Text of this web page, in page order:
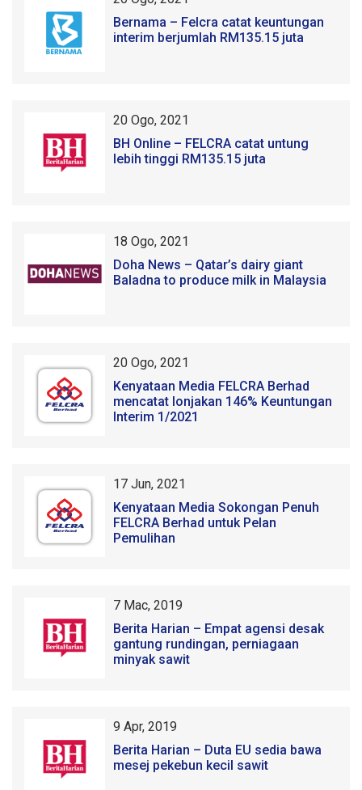
Bernama – Felcra catat keuntungan
interim berjumlah RM135.15 juta
20 Ogo, 2021
BH Online – FELCRA catat untung
lebih tinggi RM135.15 juta
18 Ogo, 2021
Doha News – Qatar’s dairy giant
Baladna to produce milk in Malaysia
20 Ogo, 2021
Kenyataan Media FELCRA Berhad
mencatat lonjakan 146% Keuntungan
Interim 1/2021
17 Jun, 2021
Kenyataan Media Sokongan Penuh
FELCRA Berhad untuk Pelan
Pemulihan
7 Mac, 2019
Berita Harian – Empat agensi desak
gantung rundingan, perniagaan
minyak sawit
9 Apr, 2019
Berita Harian – Duta EU sedia bawa
mesej pekebun kecil sawit